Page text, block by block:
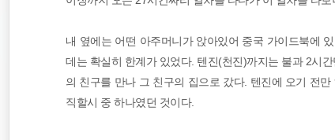
내 옆에는 어떤 아주머니가 앉아있어 중국 가이드북에
데는 확실히 한계가 있었다. 텐진(천진)까지는 불과 2시
의 친구를 만나 그 친구의 집으로 갔다. 텐진에 오기 전
직할시 중 하나였던 것이다.